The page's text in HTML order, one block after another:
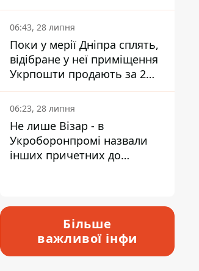
контрабанді техніки та
ухиленні від сплати
податків
06:43, 28 липня
Поки у мерії Дніпра сплять,
відібране у неї приміщення
Укрпошти продають за 2
мільйони
06:23, 28 липня
Не лише Візар - в
Укроборонпромі назвали
інших причетних до
Більше
важливої інфи